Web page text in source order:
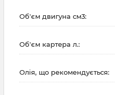
Об'єм двигуна см3:
Об'єм картера л.:
Олія, що рекомендується: